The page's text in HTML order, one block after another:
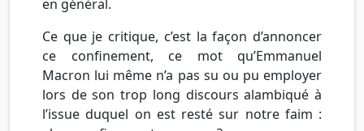
en général.
Ce que je critique, c’est la façon d’annoncer
ce confinement, ce mot qu’Emmanuel
Macron lui même n’a pas su ou pu employer
lors de son trop long discours alambiqué à
l’issue duquel on est resté sur notre faim :